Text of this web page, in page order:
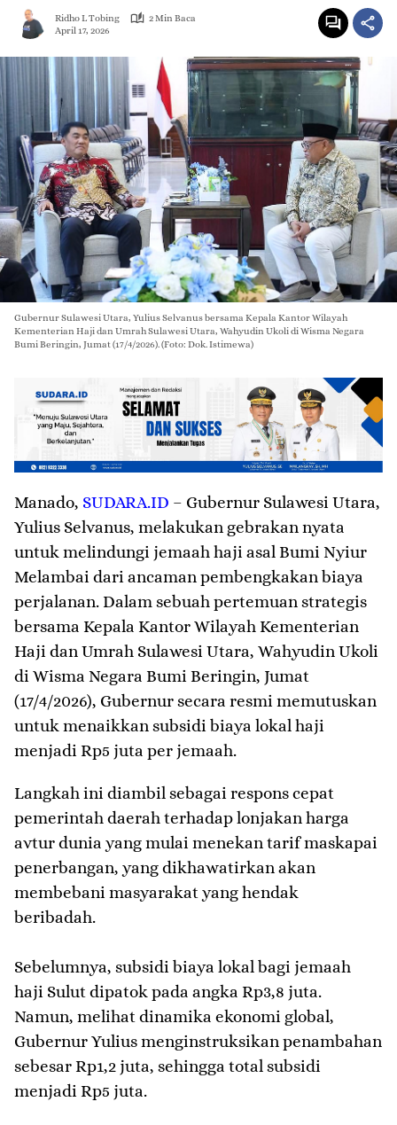
Ridho L Tobing
2 Min Baca
April 17, 2026
Gubernur Sulawesi Utara, Yulius Selvanus bersama Kepala Kantor Wilayah
Kementerian Haji dan Umrah Sulawesi Utara, Wahyudin Ukoli di Wisma Negara
Bumi Beringin, Jumat (17/4/2026). (Foto: Dok. Istimewa)
Manado, SUDARA.ID – Gubernur Sulawesi Utara,
Yulius Selvanus, melakukan gebrakan nyata
untuk melindungi jemaah haji asal Bumi Nyiur
Melambai dari ancaman pembengkakan biaya
perjalanan. Dalam sebuah pertemuan strategis
bersama Kepala Kantor Wilayah Kementerian
Haji dan Umrah Sulawesi Utara, Wahyudin Ukoli
di Wisma Negara Bumi Beringin, Jumat
(17/4/2026), Gubernur secara resmi memutuskan
untuk menaikkan subsidi biaya lokal haji
menjadi Rp5 juta per jemaah.
​Langkah ini diambil sebagai respons cepat
pemerintah daerah terhadap lonjakan harga
avtur dunia yang mulai menekan tarif maskapai
penerbangan, yang dikhawatirkan akan
membebani masyarakat yang hendak
beribadah.
​Sebelumnya, subsidi biaya lokal bagi jemaah
haji Sulut dipatok pada angka Rp3,8 juta.
Namun, melihat dinamika ekonomi global,
Gubernur Yulius menginstruksikan penambahan
sebesar Rp1,2 juta, sehingga total subsidi
menjadi Rp5 juta.